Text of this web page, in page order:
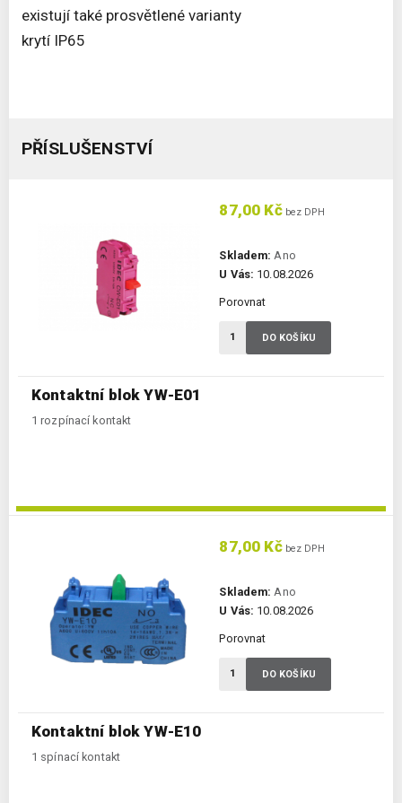
existují také prosvětlené varianty
krytí IP65
PŘÍSLUŠENSTVÍ
Kontaktní blok YW-E01
1 rozpínací kontakt
87,00 Kčbez DPH
Skladem: Ano
U Vás: 10.08.2026
Porovnat
DO KOŠÍKU
Kontaktní blok YW-E10
1 spínací kontakt
87,00 Kčbez DPH
Skladem: Ano
U Vás: 10.08.2026
Porovnat
DO KOŠÍKU